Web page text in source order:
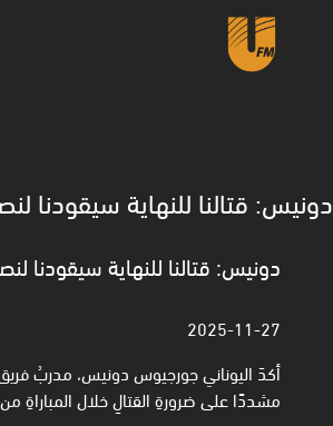
دونيس: قتالنا للنهاية سيقودنا
دونيس: قتالنا للنهاية سيقودنا
2025-11-27
أكدَ اليوناني جورجيوس دونيس، مدربُ فريق
مشددًا على ضرورةِ القتالِ خلال المباراةِ